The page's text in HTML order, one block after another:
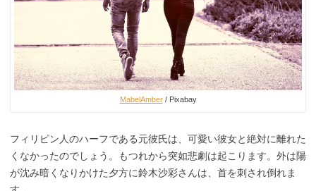
MabelAmber/ Pixabay
フィリピン人のハーフである元彼氏は、可愛い彼女と絶対に離れた
くなかったのでしょう。もつれから突如悲劇は起こります。外は陽
が沈み暗くなりかけた夕方に鈴木沙彩さんは、首を刺され倒れま